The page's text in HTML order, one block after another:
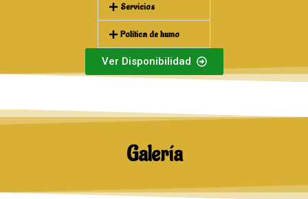
Servicios
Política de humo
Ver Disponibilidad
Galería